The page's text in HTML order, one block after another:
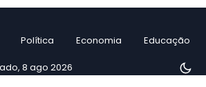
Política Economia Educação
8 ago 2026